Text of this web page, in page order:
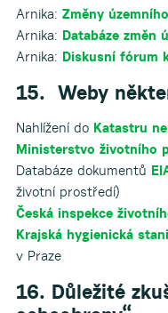
Arnika: Změny
Arnika: Databáze změn
Arnika: Diskusní fórum
15. Weby
Nahlížení do Katastru
Ministerstvo životního
Databáze dokumentů
životní prostředí)
Česká inspekce
Krajská hygienická
v Praze
16. Důležité